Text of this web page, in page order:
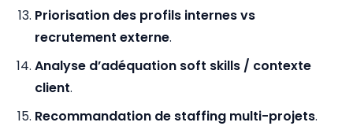
Priorisation des profils internes vs
recrutement externe.
Analyse d’adéquation soft skills / contexte
client.
Recommandation de staffing multi-projets.